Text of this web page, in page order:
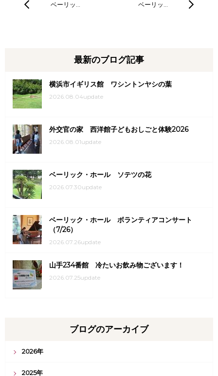
ベーリッ… ベーリッ…
最新のブログ記事
横浜市イギリス館 ワシントンヤシの葉
2026.08.04update
外交官の家 西洋館子どもおしごと体験2026
2026.08.01update
ベーリック・ホール ソテツの花
2026.07.30update
ベーリック・ホール ボランティアコンサート
（7/26）
2026.07.26update
山手234番館 冷たいお飲み物ございます！
2026.07.25update
ブログのアーカイブ
2026年
2025年